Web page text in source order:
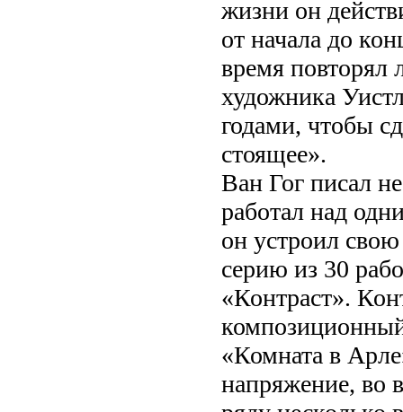
жизни он
от начала до
время повторял
художника
годами, чтобы
стоящее».
Ван Гог писал
работал над
он устроил
серию из 30
«Контраст».
«Комната в
напряжение, во